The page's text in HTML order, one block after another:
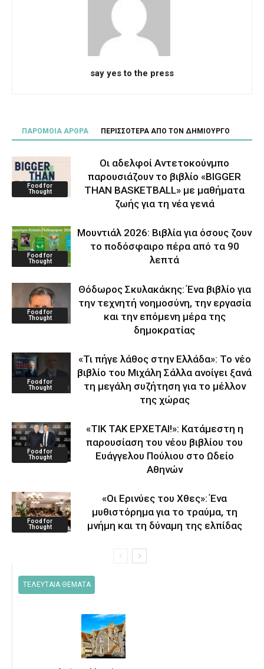
say yes to the press
ΠΑΡΟΜΟΙΑ ΑΡΘΡΑ ΠΕΡΙΣΣΟΤΕΡΑ ΑΠΟ ΤΟΝ ΔΗΜΙΟΥΡΓΟ
Food for
Thought
Οι αδελφοί Αντετοκούνμπο
παρουσιάζουν το βιβλίο «BIGGER
THAN BASKETBALL» με μαθήματα
ζωής για τη νέα γενιά
Food for
Thought
Μουντιάλ 2026: Βιβλία για όσους ζουν
το ποδόσφαιρο πέρα από τα 90
λεπτά
Food for
Thought
Θόδωρος Σκυλακάκης: Ένα βιβλίο για
την τεχνητή νοημοσύνη, την εργασία
και την επόμενη μέρα της
δημοκρατίας
Food for
Thought
«Τι πήγε λάθος στην Ελλάδα»: Το νέο
βιβλίο του Μιχάλη Σάλλα ανοίγει ξανά
τη μεγάλη συζήτηση για το μέλλον
της χώρας
Food for
Thought
«ΤΙΚ ΤΑΚ ΕΡΧΕΤΑΙ!»: Κατάμεστη η
παρουσίαση του νέου βιβλίου του
Ευάγγελου Πούλιου στο Ωδείο
Αθηνών
Food for
Thought
«Οι Ερινύες του Χθες»: Ένα
μυθιστόρημα για το τραύμα, τη
μνήμη και τη δύναμη της ελπίδας
ΤΕΛΕΥΤΑΙΑ ΘΕΜΑΤΑ